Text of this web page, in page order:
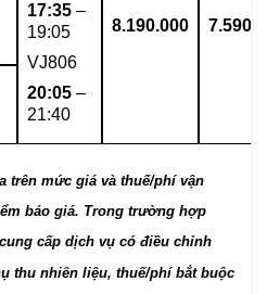
17:35 –
19:05
VJ806
20:05 –
21:40
8.190.000
trên mức giá và thuế/phí vận
báo giá. Trong trường hợp
cấp dịch vụ có điều chỉnh
thu nhiên liệu, thuế/phí bắt buộc